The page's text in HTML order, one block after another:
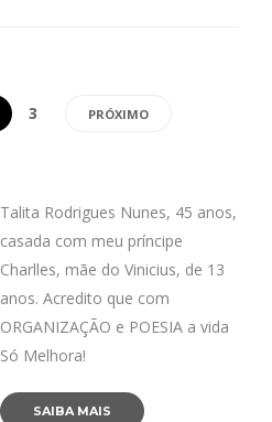
3 PRÓXIMO
Talita Rodrigues Nunes, 45 anos,
casada com meu príncipe
Charlles, mãe do Vinicius, de 13
anos. Acredito que com
ORGANIZAÇÃO e POESIA a vida
Só Melhora!
SAIBA MAIS